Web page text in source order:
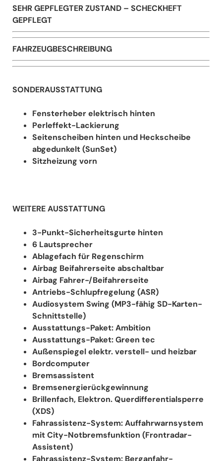
SEHR GEPFLEGTER ZUSTAND – SCHECKHEFT
GEPFLEGT
FAHRZEUGBESCHREIBUNG
SONDERAUSSTATTUNG
Fensterheber elektrisch hinten
Perleffekt-Lackierung
Seitenscheiben hinten und Heckscheibe
abgedunkelt (SunSet)
Sitzheizung vorn
WEITERE AUSSTATTUNG
3-Punkt-Sicherheitsgurte hinten
6 Lautsprecher
Ablagefach für Regenschirm
Airbag Beifahrerseite abschaltbar
Airbag Fahrer-/Beifahrerseite
Antriebs-Schlupfregelung (ASR)
Audiosystem Swing (MP3-fähig SD-Karten-
Schnittstelle)
Ausstattungs-Paket: Ambition
Ausstattungs-Paket: Green tec
Außenspiegel elektr. verstell- und heizbar
Bordcomputer
Bremsassistent
Bremsenergierückgewinnung
Brillenfach, Elektron. Querdifferentialsperre
(XDS)
Fahrassistenz-System: Auffahrwarnsystem
mit City-Notbremsfunktion (Frontradar-
Assistent)
Fahrassistenz-System: Berganfahr-